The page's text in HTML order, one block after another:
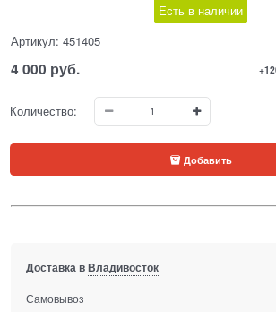
Есть в наличии
Артикул: 451405
4 000 руб.
Количество:
Добавить
Доставка вВладивосток
Самовывоз